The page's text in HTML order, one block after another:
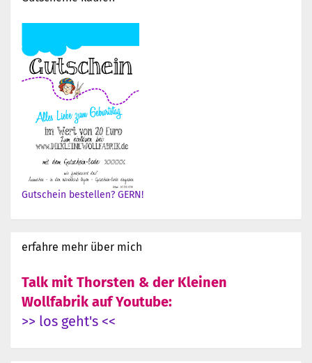
Gutschein bestellen? GERN!
erfahre mehr über mich
Talk mit Thorsten & der Kleinen
Wollfabrik auf Youtube:
>> los geht's <<